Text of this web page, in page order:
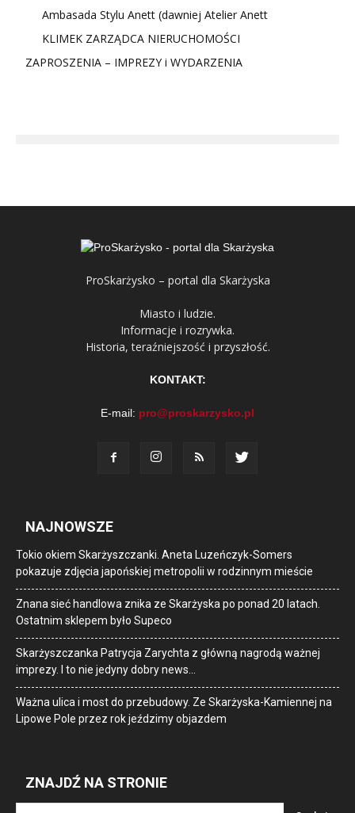
Ambasada Stylu Anett (dawniej Atelier Anett
KLIMEK ZARZĄDCA NIERUCHOMOŚCI
ZAPROSZENIA – IMPREZY i WYDARZENIA
ProSkarżysko – portal dla Skarżyska
Miasto i ludzie.
Informacje i rozrywka.
Historia, teraźniejszość i przyszłość.
KONTAKT:
E-mail: pro@proskarzysko.pl
NAJNOWSZE
Tokio okiem Skarżyszczanki. Aneta Luzeńczyk-Somers
pokazuje zdjęcia japońskiej metropolii w rodzinnym mieście
Znana sieć handlowa znika ze Skarżyska po ponad 20 latach.
Ostatnim sklepem było Supeco
Skarżyszczanka Patrycja Zarychta z główną nagrodą ważnej
imprezy. I to nie jedyny dobry news…
Ważna ulica i most do przebudowy. Ze Skarżyska-Kamiennej na
Lipowe Pole przez rok jeździmy objazdem
ZNAJDŹ NA STRONIE